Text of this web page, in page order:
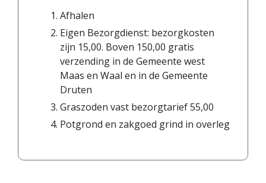
Afhalen
Eigen Bezorgdienst: bezorgkosten
zijn 15,00. Boven 150,00 gratis
verzending in de Gemeente west
Maas en Waal en in de Gemeente
Druten
Graszoden vast bezorgtarief 55,00
Potgrond en zakgoed grind in overleg